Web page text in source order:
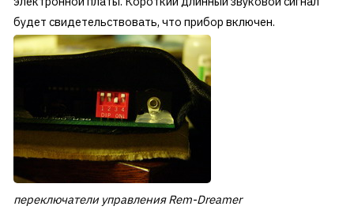
будет свидетельствовать, что прибор включен.
переключатели управления Rem-Dreamer